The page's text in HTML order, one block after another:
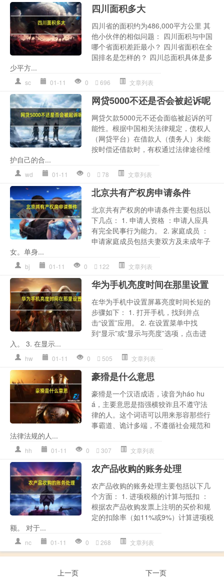
四川面积多大
四川省的面积约为486,000平方公里 其
他小伙伴的相似问题： 四川面积与中国
哪个省面积差距最小？ 四川省面积在全
国排名是怎样的？ 四川总面积具体是多
少平方...
sc 01-11 0 696 文章列表
网贷5000不还是否会被起诉呢
网贷欠款5000元不还会面临被起诉的可
能性。根据中国相关法律规定，债权人
（网贷平台）在借款人（债务人）未能
按时偿还借款时，有权通过法律途径维
护自己的合...
wd 01-11 0 78 文章列表
北京共有产权房申请条件
北京共有产权房的申请条件主要包括以
下几点： 1. 申请人资格 ：申请人应具
有完全民事行为能力。 2. 家庭成员 ：
申请家庭成员包括夫妻双方及未成年子
女。单身...
bj 01-11 0 122 文章列表
华为手机亮度时间在那里设置
在华为手机中设置屏幕亮度时间长短的
步骤如下： 1. 打开手机，找到并点
击“设置”应用。 2. 在设置菜单中找
到“显示”或“显示与亮度”选项，点击进
入。 3. 在显示...
hw 01-11 0 505 文章列表
豪猾是什么意思
豪猾是一个汉语成语，读音为háo hu
á，主要意思是指强横狡诈且不遵守法
律的人。这个词语可以用来形容那些行
事霸道、诡计多端，不遵循社会规范和
法律法规的人...
hh 01-11 0 307 文章列表
农产品收购的账务处理
农产品收购的账务处理主要包括以下几
个方面： 1. 进项税额的计算与抵扣 ：
根据农产品收购发票上注明的买价和规
定的扣除率（如11%或9%）计算进项税
额。 对于...
nc 01-11 0 268 文章列表
上一页 下一页